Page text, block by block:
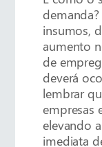
insumos,
aumento
de
deverá
lembrar
empresas
elevando
imediata